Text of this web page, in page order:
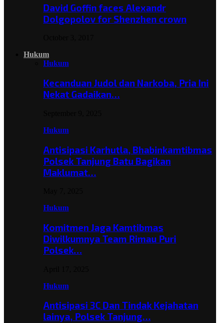
David Goffin faces Alexandr
Dolgopolov for Shenzhen crown
Hukum
Hukum
Kecanduan Judol dan Narkoba, Pria Ini
Nekat Gadaikan…
Hukum
Antisipasi Karhutla, Bhabinkamtibmas
Polsek Tanjung Batu Bagikan
Maklumat…
Hukum
Komitmen Jaga Kamtibmas
Diwilkumnya Team Rimau Puri
Polsek…
Hukum
Antisipasi 3C Dan Tindak Kejahatan
lainya, Polsek Tanjung…